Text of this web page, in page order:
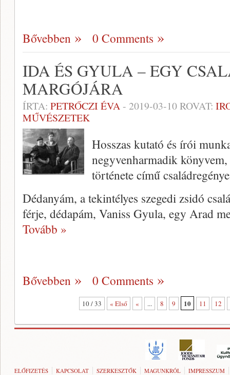
Bővebben 0 Comments
IDA ÉS GYULA – EGY
MARGÓJÁRA
ÍRTA: PETRŐCZI ÉVA- 2019-03-10ROVAT:
MŰVÉSZETEK
Hosszas kutató és írói
negyvenharmadik
története című
Dédanyám, a tekintélyes szegedi zsidó
férje, dédapám, Vaniss Gyula, egy Arad
Tovább »
Bővebben 0 Comments
10 / 33 « Első « ... 8 9 10 11 12
ELŐFIZETÉS KAPCSOLAT SZERKESZTŐK MAGUNKRÓL IMPRESSZUM